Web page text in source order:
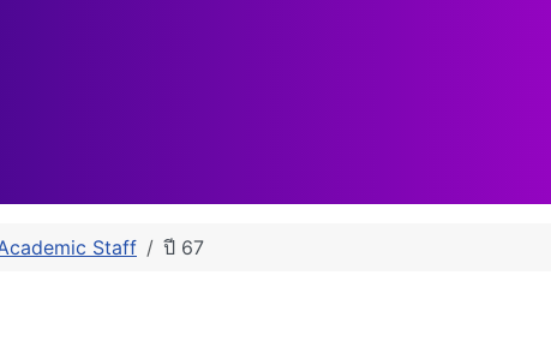
Staff ปี 67